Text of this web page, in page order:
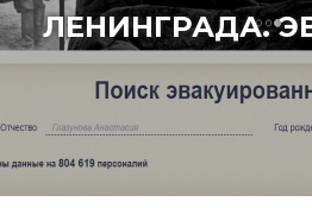
ЛЕНИНГРАДА.